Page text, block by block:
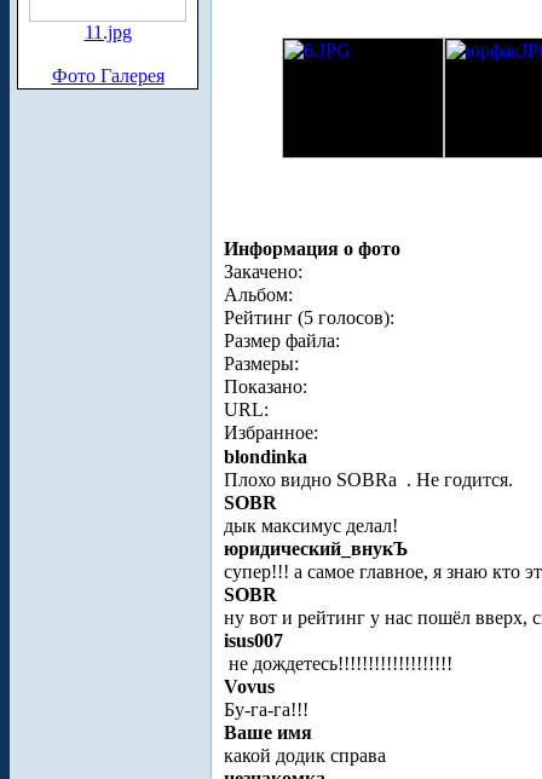
11.jpg
Фото Галерея
Информация о фото
Закачено:
Альбом:
Рейтинг (5 голосов):
Размер файла:
Размеры:
Показано:
URL:
Избранное:
blondinka
Плохо видно SOBRa . Не годится.
SOBR
дык максимус делал!
юридический_внукЪ
супер!!! а самое главное, я знаю
SOBR
ну вот и рейтинг у нас пошёл вверх,
isus007
не дождетесь!!!!!!!!!!!!!!!!!!!
Vovus
Бу-га-га!!!
Ваше имя
какой додик справа